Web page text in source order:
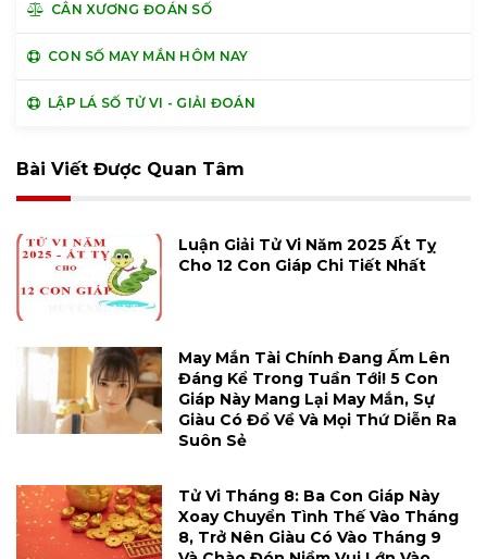
CÂN XƯƠNG ĐOÁN SỐ
CON SỐ MAY MẮN HÔM NAY
LẬP LÁ SỐ TỬ VI - GIẢI ĐOÁN
Bài Viết Được Quan Tâm
Luận Giải Tử Vi Năm 2025 Ất Tỵ
Cho 12 Con Giáp Chi Tiết Nhất
May Mắn Tài Chính Đang Ấm Lên
Đáng Kể Trong Tuần Tới! 5 Con
Giáp Này Mang Lại May Mắn, Sự
Giàu Có Đổ Về Và Mọi Thứ Diễn Ra
Suôn Sẻ
Tử Vi Tháng 8: Ba Con Giáp Này
Xoay Chuyển Tình Thế Vào Tháng
8, Trở Nên Giàu Có Vào Tháng 9